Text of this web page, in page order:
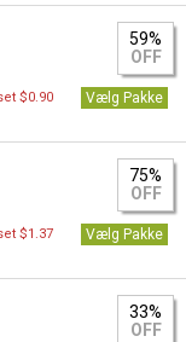
59%
OFF
$0.90 Vælg Pakke
75%
OFF
$1.37 Vælg Pakke
33%
OFF